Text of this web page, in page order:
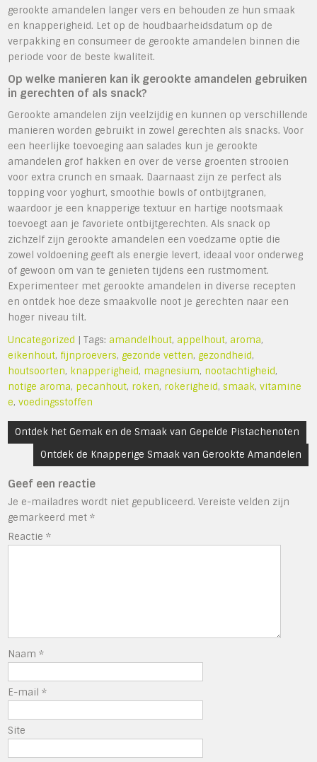
gerookte amandelen langer vers en behouden ze hun smaak
en knapperigheid. Let op de houdbaarheidsdatum op de
verpakking en consumeer de gerookte amandelen binnen die
periode voor de beste kwaliteit.
Op welke manieren kan ik gerookte amandelen gebruiken
in gerechten of als snack?
Gerookte amandelen zijn veelzijdig en kunnen op verschillende
manieren worden gebruikt in zowel gerechten als snacks. Voor
een heerlijke toevoeging aan salades kun je gerookte
amandelen grof hakken en over de verse groenten strooien
voor extra crunch en smaak. Daarnaast zijn ze perfect als
topping voor yoghurt, smoothie bowls of ontbijtgranen,
waardoor je een knapperige textuur en hartige nootsmaak
toevoegt aan je favoriete ontbijtgerechten. Als snack op
zichzelf zijn gerookte amandelen een voedzame optie die
zowel voldoening geeft als energie levert, ideaal voor onderweg
of gewoon om van te genieten tijdens een rustmoment.
Experimenteer met gerookte amandelen in diverse recepten
en ontdek hoe deze smaakvolle noot je gerechten naar een
hoger niveau tilt.
Uncategorized
| Tags: amandelhout, appelhout, aroma,
eikenhout, fijnproevers,gezonde vetten,gezondheid,
houtsoorten, knapperigheid, magnesium, nootachtigheid,
notige aroma, pecanhout, roken, rokerigheid,smaak,vitamine
e,voedingsstoffen
Bericht
navigatie
Ontdek het Gemak en de Smaak van Gepelde Pistachenoten
Ontdek de Knapperige Smaak van Gerookte Amandelen
Geef een reactie
Je e-mailadres wordt niet gepubliceerd. Vereiste velden zijn
gemarkeerd met*
Reactie*
Naam*
E-mail*
Site